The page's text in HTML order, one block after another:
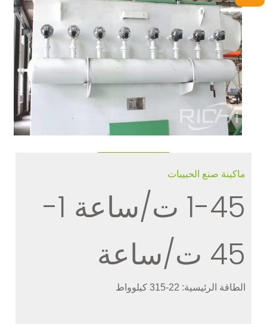
ماكينة صنع الحبيبات
1-45 ت/ساعة 1-
45 ت/ساعة
الطاقة الرئيسية: 22-315 كيلوواط